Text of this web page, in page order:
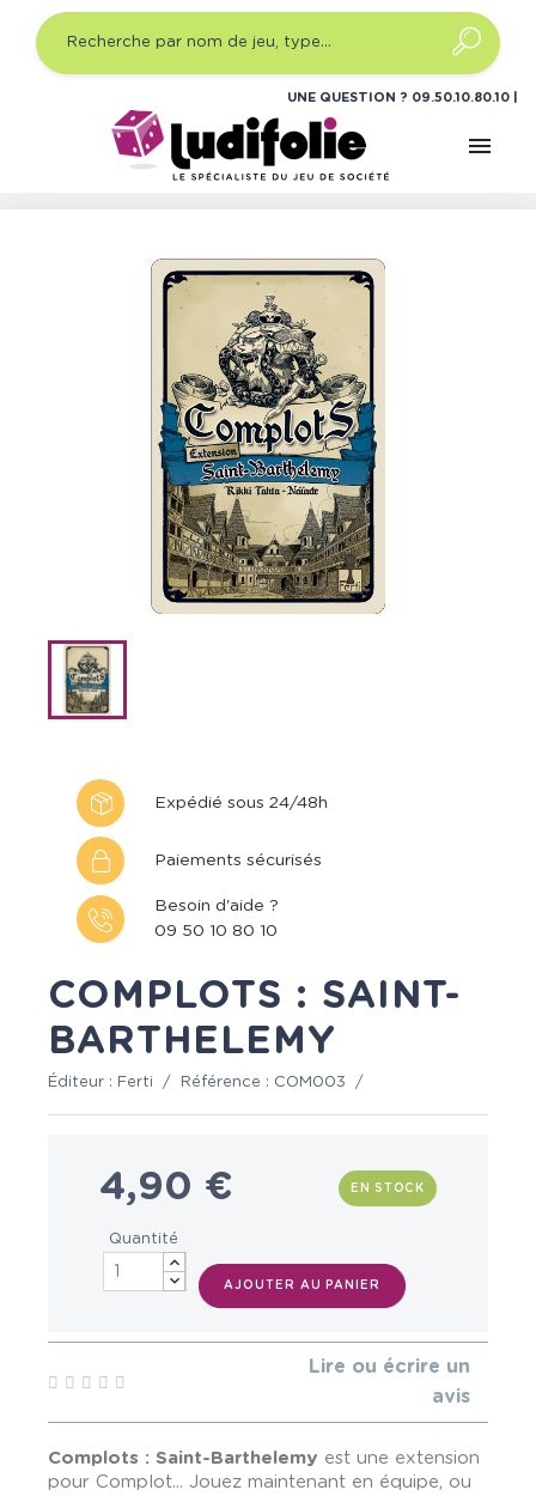
UNE QUESTION ? 09.50.10.80.10
menu
Jeux de société
Jeux de cartes stratégie
Complots : Saint-Barthelemy
Expédié sous 24/48h
Paiements sécurisés
Besoin d'aide ?
09 50 10 80 10
COMPLOTS : SAINT-
BARTHELEMY
Éditeur : Ferti / Référence : COM003 /
4,90 € EN STOCK
Quantité
AJOUTER AU PANIER
Lire ou écrire un
avis
Complots : Saint-Barthelemy est une extension
pour Complot... Jouez maintenant en équipe, ou